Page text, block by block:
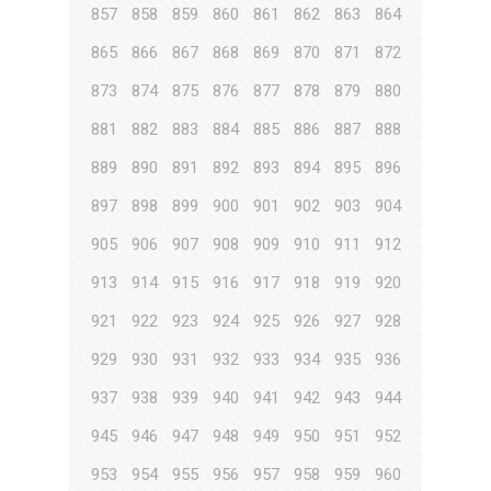
857
858 859 860 861 862 863
864
865
866 867 868 869 870 871
872
873
874 875 876 877 878 879
880
881
882 883 884 885 886 887
888
889
890 891 892 893 894 895
896
897
898 899 900 901 902 903
904
905
906 907 908 909 910 911
912
913
914 915 916 917 918 919
920
921
922 923 924 925 926 927
928
929
930 931 932 933 934 935
936
937
938 939 940 941 942 943
944
945
946 947 948 949 950 951
952
953
954 955 956 957 958 959
960